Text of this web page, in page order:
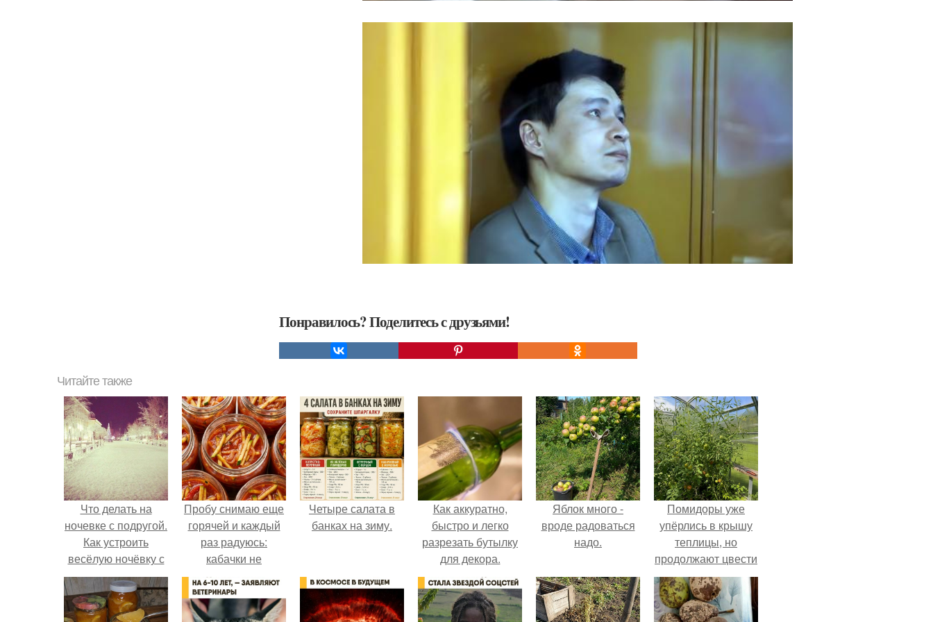
Понравилось? Поделитесь с друзьями!
Читайте также
Что делать на
ночевке с подругой.
Как устроить
весёлую ночёвку с
подружками
Пробу снимаю еще
горячей и каждый
раз радуюсь:
кабачки не
развариваются, а
соус получается
густым и
Четыре салата в
банках на зиму.
Как аккуратно,
быстро и легко
разрезать бутылку
для декора.
Яблок много -
вроде радоваться
надо.
Помидоры уже
упёрлись в крышу
теплицы, но
продолжают цвести
как сумасшедшие?